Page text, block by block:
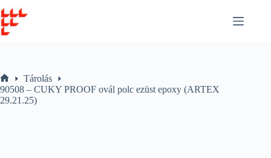
to
content
Home
Tárolás
90508 – CUKY PROOF ovál polc ezüst epoxy (ARTEX
29.21.25)